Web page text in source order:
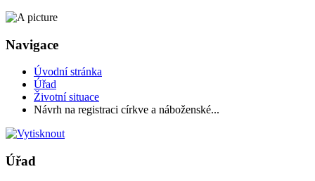
Navigace
Úvodní stránka
Úřad
Životní situace
Návrh na registraci církve a náboženské...
Úřad